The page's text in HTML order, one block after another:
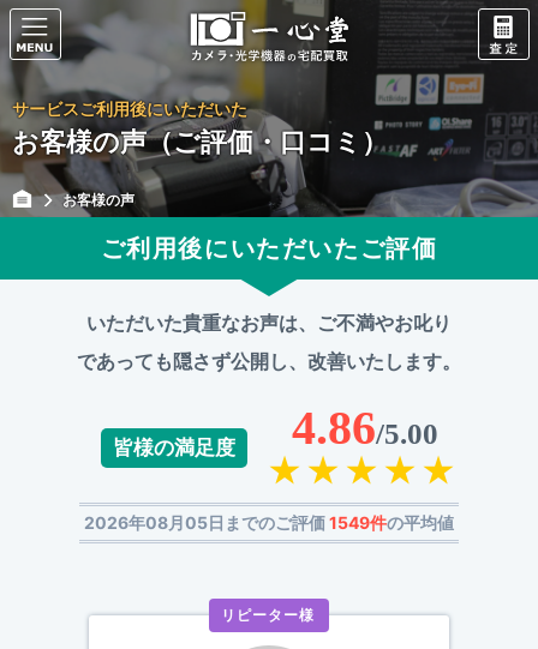
サービスご利用後にいただいた
お客様の声（ご評価・口コミ）
お客様の声
ご利用後にいただいたご評価
いただいた貴重なお声は、ご不満やお叱り
であっても 隠さず公開し、改善いたします。
皆様の満足度 4.86/5.00
2026年08月05日までのご評価1549件の平均値
リピーター様